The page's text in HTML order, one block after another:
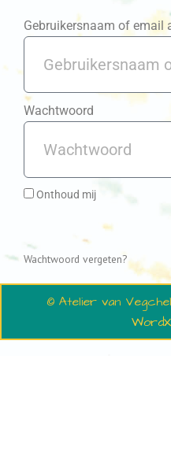
Gebruikersnaam of email
Wachtwoord
Onthoud mij
Wachtwoord vergeten?
© Atelier van